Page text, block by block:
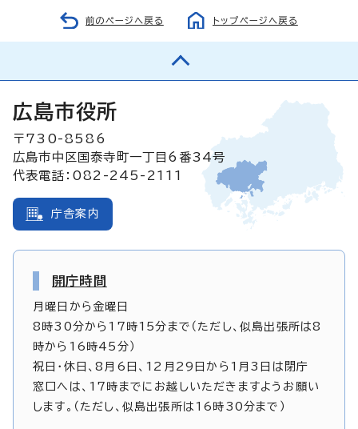
前のページへ戻る トップページへ戻る
広島市役所
〒730-8586
広島市中区国泰寺町一丁目6番34号
代表電話：082-245-2111
庁舎案内
開庁時間
月曜日から金曜日
8時30分から17時15分まで（ただし、似島出張所は8
時から16時45分）
祝日・休日、8月6日、12月29日から1月3日は閉庁
窓口へは、17時までにお越しいただきますようお願い
します。（ただし、似島出張所は16時30分まで）